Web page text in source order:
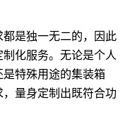
是独一无二的，因此
化服务。无论是个人
特殊用途的集装箱
量身定制出既符合功